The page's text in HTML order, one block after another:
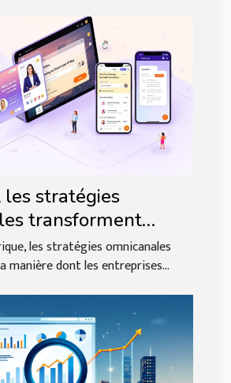
stratégies
transforment
client ?
les stratégies omnicanales
manière dont les entreprises...